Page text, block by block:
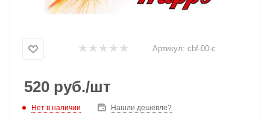
Артикул: cbf-00-c
520 руб./шт
Нет в наличии Нашли дешевле?